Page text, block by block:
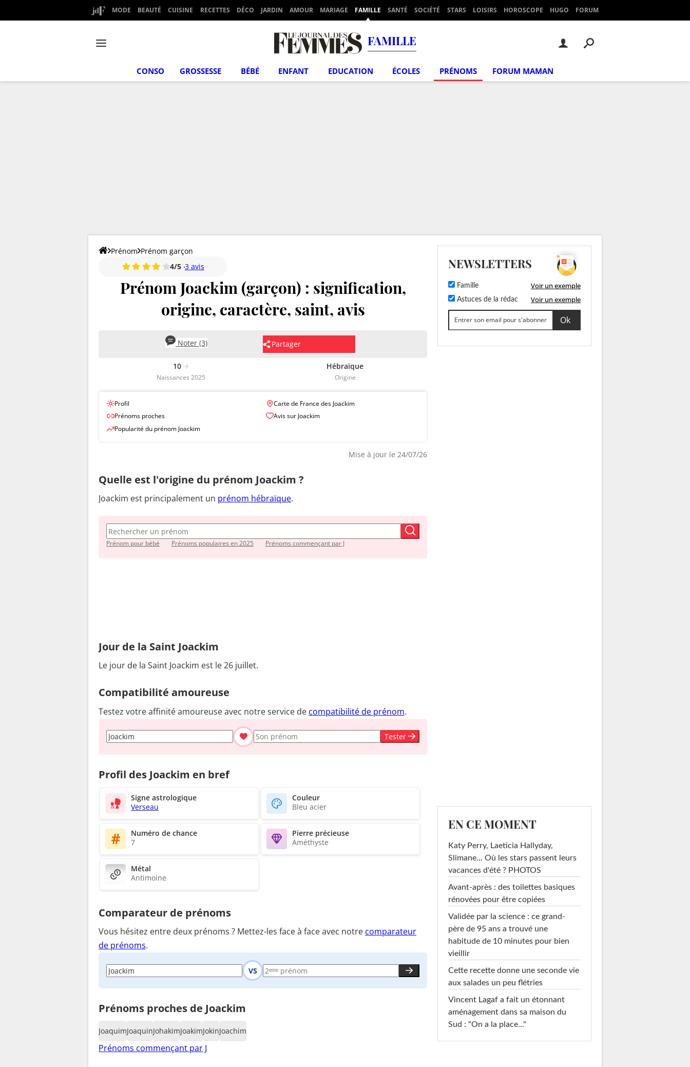
MODE BEAUTÉ CUISINE RECETTES DÉCO JARDIN AMOUR MARIAGE FAMILLE SANTÉ SOCIÉTÉ STARS LOISIRS HOROSCOPE HUGO FORUM
FAMILLE
CONSO GROSSESSE BÉBÉ ENFANT EDUCATION ÉCOLES PRÉNOMS FORUM MAMAN
Prénom Prénom garçon
4/5 3 avis
Prénom Joackim (garçon) : signification,
origine, caractère, saint, avis
Partager
Noter (3)
10
Naissances 2025
Hébraïque
Origine
Profil
Prénoms proches
Popularité du prénom Joackim
Carte de France des Joackim
Avis sur Joackim
Mise à jour le 24/07/26
Quelle est l'origine du prénom Joackim ?
Joackim est principalement un prénom hébraïque.
Prénom pour bébé Prénoms populaires en 2025 Prénoms commençant par J
Jour de la Saint Joackim
Le jour de la Saint Joackim est le 26 juillet.
Compatibilité amoureuse
Testez votre affinité amoureuse avec notre service de compatibilité de prénom.
Tester
Profil des Joackim en bref
Signe astrologique
Verseau
Couleur
Bleu acier
Numéro de chance
7
Pierre précieuse
Améthyste
Métal
Antimoine
Comparateur de prénoms
Vous hésitez entre deux prénoms ? Mettez-les face à face avec notre comparateur
de prénoms.
VS
Prénoms proches de Joackim
JoaquimJoaquinJohakimJoakimJokinJoachim
Prénoms commençant par J
NEWSLETTERS
Famille Voir un exemple
Astuces de la rédac Voir un exemple
EN CE MOMENT
Katy Perry, Laeticia Hallyday,
Slimane... Où les stars passent leurs
vacances d'été ? PHOTOS
Avant-après : des toilettes basiques
rénovées pour être copiées
Validée par la science : ce grand-
père de 95 ans a trouvé une
habitude de 10 minutes pour bien
vieillir
Cette recette donne une seconde vie
aux salades un peu flétries
Vincent Lagaf a fait un étonnant
aménagement dans sa maison du
Sud : "On a la place..."